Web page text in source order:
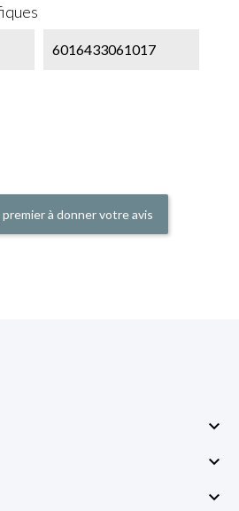
6016433061017
premier à donner votre avis


